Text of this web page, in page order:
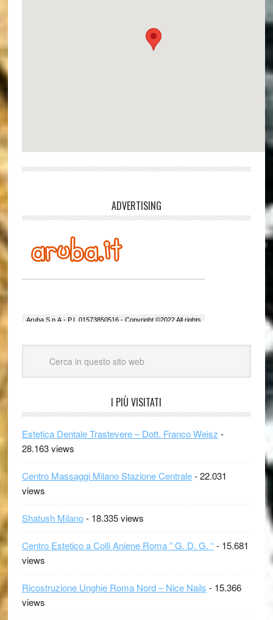
ADVERTISING
I PIÙ VISITATI
Estetica Dentale Trastevere – Dott. Franco Weisz -
28.163 views
Centro Massaggi Milano Stazione Centrale- 22.031
views
Shatush Milano- 18.335 views
Centro Estetico a Colli Aniene Roma ” G. D. G. “- 15.681
views
Ricostruzione Unghie Roma Nord – Nice Nails - 15.366
views